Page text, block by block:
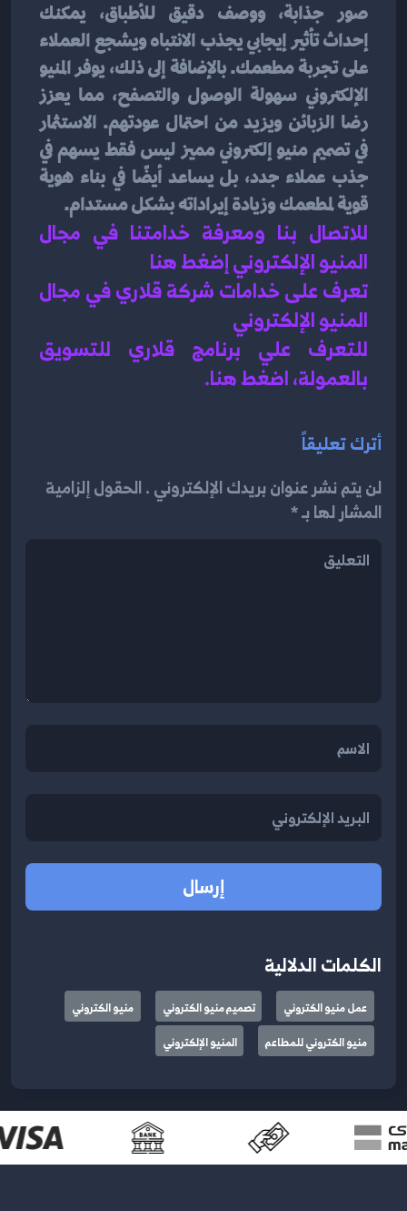
الإلكتروني سهولة الوصول والتصفح، مما يعزز
رضا الزبائن ويزيد من احتمال عودتهم. الاستثمار
قوية لمطعمك وزيادة إيراداته بشكل مستدام.
المنيو الإلكتروني إضغط هنا
المنيو الإلكتروني
بالعمولة، اضغط هنا.
أترك تعليقاً
لن يتم نشر عنوان بريدك الإلكتروني . الحقول إلزامية
المشار لها بـ *
إرسال
الكلمات الدلالية
عمل منيو الكتروني تصميم منيو الكتروني
منيو الكتروني
منيو الكتروني للمطاعم
المنيو الإلكتروني